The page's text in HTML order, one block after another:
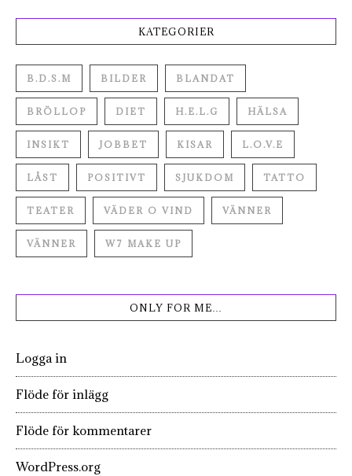
KATEGORIER
B.D.S.M BILDER BLANDAT
BRÖLLOP DIET H.E.L.G HÄLSA
INSIKT JOBBET KISAR L.O.V.E
LÅST POSITIVT SJUKDOM TATTO
TEATER VÄDER O VIND VÄNNER
VÄNNER W7 MAKE UP
ONLY FOR ME…
Logga in
Flöde för inlägg
Flöde för kommentarer
WordPress.org